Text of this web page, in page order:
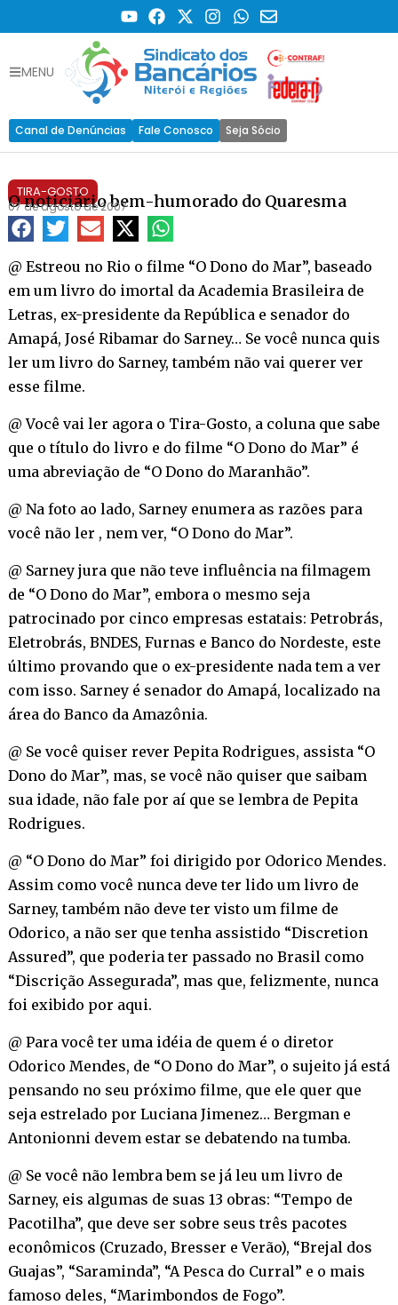
MENU
Canal de Denúncias Fale Conosco Seja Sócio
TIRA-GOSTO
O noticiário bem-humorado do Quaresma
07 de agosto de 2007
@ Estreou no Rio o filme “O Dono do Mar”, baseado
em um livro do imortal da Academia Brasileira de
Letras, ex-presidente da República e senador do
Amapá, José Ribamar do Sarney… Se você nunca quis
ler um livro do Sarney, também não vai querer ver
esse filme.
@ Você vai ler agora o Tira-Gosto, a coluna que sabe
que o título do livro e do filme “O Dono do Mar” é
uma abreviação de “O Dono do Maranhão”.
@ Na foto ao lado, Sarney enumera as razões para
você não ler , nem ver, “O Dono do Mar”.
@ Sarney jura que não teve influência na filmagem
de “O Dono do Mar”, embora o mesmo seja
patrocinado por cinco empresas estatais: Petrobrás,
Eletrobrás, BNDES, Furnas e Banco do Nordeste, este
último provando que o ex-presidente nada tem a ver
com isso. Sarney é senador do Amapá, localizado na
área do Banco da Amazônia.
@ Se você quiser rever Pepita Rodrigues, assista “O
Dono do Mar”, mas, se você não quiser que saibam
sua idade, não fale por aí que se lembra de Pepita
Rodrigues.
@ “O Dono do Mar” foi dirigido por Odorico Mendes.
Assim como você nunca deve ter lido um livro de
Sarney, também não deve ter visto um filme de
Odorico, a não ser que tenha assistido “Discretion
Assured”, que poderia ter passado no Brasil como
“Discrição Assegurada”, mas que, felizmente, nunca
foi exibido por aqui.
@ Para você ter uma idéia de quem é o diretor
Odorico Mendes, de “O Dono do Mar”, o sujeito já está
pensando no seu próximo filme, que ele quer que
seja estrelado por Luciana Jimenez… Bergman e
Antonionni devem estar se debatendo na tumba.
@ Se você não lembra bem se já leu um livro de
Sarney, eis algumas de suas 13 obras: “Tempo de
Pacotilha”, que deve ser sobre seus três pacotes
econômicos (Cruzado, Bresser e Verão), “Brejal dos
Guajas”, “Saraminda”, “A Pesca do Curral” e o mais
famoso deles, “Marimbondos de Fogo”.